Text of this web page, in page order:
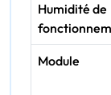
Humidité de
Module